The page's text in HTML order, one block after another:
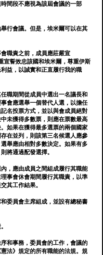
間段不應視為該屆會議的一部
行會議。但是，埃米爾可以在其
職責之前，成員應莊嚴宣
誓效忠該國和埃米爾，尊重伊斯
益，以誠實和正直履行我的職
職期間從成員中選出一名議長和
會應選舉一個替代人選，以擔任
名投票方式，並以與會成員絕對
未獲得多數票，則應在票數最高
如果在獲得最多選票的兩個國家
在並列，則該第三名候選人應參
舉應由相對多數決定。如果有多
將通過配發選擇。
，應由成員之間組成履行其職能
事會休會期間履行其職責，以準
其工作結果。
委員會主席組成，並設有總秘書
和事務，委員會的工作，會議的
法》規定的所有職能的法規。規